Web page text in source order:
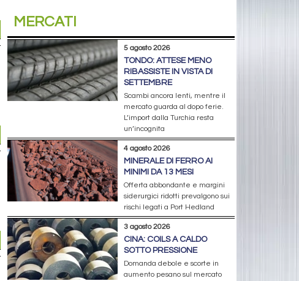
MERCATI
5 agosto 2026
TONDO: ATTESE MENO
RIBASSISTE IN VISTA DI
SETTEMBRE
Scambi ancora lenti, mentre il
mercato guarda al dopo ferie.
L’import dalla Turchia resta
un’incognita
4 agosto 2026
MINERALE DI FERRO AI
MINIMI DA 13 MESI
Offerta abbondante e margini
siderurgici ridotti prevalgono sui
rischi legati a Port Hedland
3 agosto 2026
CINA: COILS A CALDO
SOTTO PRESSIONE
Domanda debole e scorte in
aumento pesano sul mercato